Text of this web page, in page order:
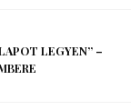
LEGYEN” –